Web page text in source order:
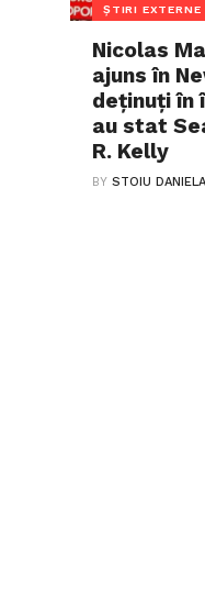
ȘTIRI EXTERNE
Nicolas
ajuns în
deținuți în
au stat
R. Kelly
BYSTOIU DANIELA